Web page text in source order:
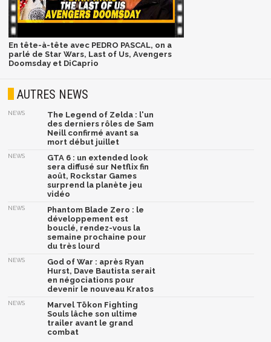
En tête-à-tête avec PEDRO PASCAL, on a
parlé de Star Wars, Last of Us, Avengers
Doomsday et DiCaprio
AUTRES NEWS
NEWS
The Legend of Zelda : l'un
des derniers rôles de Sam
Neill confirmé avant sa
mort début juillet
NEWS
GTA 6 : un extended look
sera diffusé sur Netflix fin
août, Rockstar Games
surprend la planète jeu
vidéo
NEWS
Phantom Blade Zero : le
développement est
bouclé, rendez-vous la
semaine prochaine pour
du très lourd
NEWS
God of War : après Ryan
Hurst, Dave Bautista serait
en négociations pour
devenir le nouveau Kratos
NEWS
Marvel Tōkon Fighting
Souls lâche son ultime
trailer avant le grand
combat